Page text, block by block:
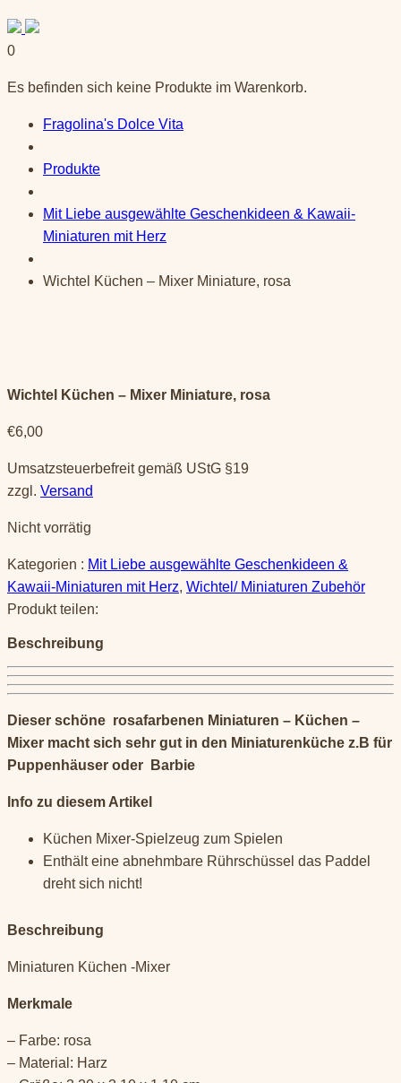
0
Es befinden sich keine Produkte im Warenkorb.
Fragolina's Dolce Vita
Produkte
Mit Liebe ausgewählte Geschenkideen & Kawaii-
Miniaturen mit Herz
Wichtel Küchen – Mixer Miniature, rosa
Wichtel Küchen – Mixer Miniature, rosa
€6,00
Umsatzsteuerbefreit gemäß UStG §19
zzgl. Versand
Nicht vorrätig
Kategorien : Mit Liebe ausgewählte Geschenkideen &
Kawaii-Miniaturen mit Herz, Wichtel/ Miniaturen Zubehör
Produkt teilen:
Beschreibung
Dieser schöne rosafarbenen Miniaturen – Küchen –
Mixer macht sich sehr gut in den Miniaturenküche z.B für
Puppenhäuser oder Barbie
Info zu diesem Artikel
Küchen Mixer-Spielzeug zum Spielen
Enthält eine abnehmbare Rührschüssel das Paddel
dreht sich nicht!
Beschreibung
Miniaturen Küchen -Mixer
Merkmale
– Farbe: rosa
– Material: Harz